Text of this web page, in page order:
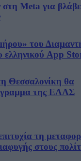
Meta για
του
App
Θεσσαλονίκη θα
της ΕΛΑΣ
τη
στους